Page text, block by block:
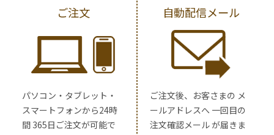
ご注文
パソコン・タブレット・
スマートフォンから24時
間 365日ご注文が可能で
自動配信メール
ご注文後、お客さまの メ
ールアドレスへ 一回目の
注文確認メール が届きま